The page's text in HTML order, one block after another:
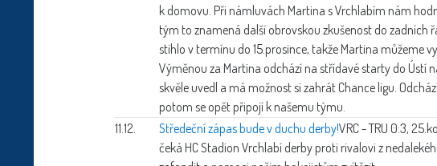
k domovu. Při námluvách Martina s Vrchlabím nám
tým to znamená další obrovskou zkušenost do zadních
stihlo v termínu do 15.prosince, takže Martina můžeme
Výměnou za Martina odchází na střídavé starty do Ústí
skvěle uvedl a má možnost si zahrát Chance ligu.
potom se opět připojí k našemu týmu.
11.12.
Středeční zápas bude v duchu derby!VRC - TRU 0:3,
čeká HC Stadion Vrchlabí derby proti rivalovi z